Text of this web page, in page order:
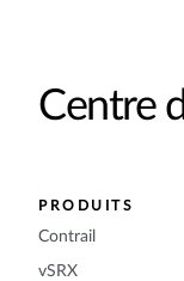
Centre
PRODUITS
Contrail
vSRX